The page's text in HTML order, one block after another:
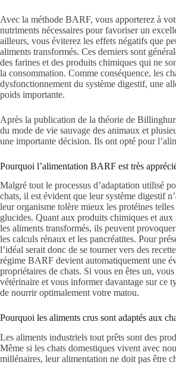
Avec la méthode BARF, vous apporterez à
nutriments nécessaires pour favoriser un
ailleurs, vous éviterez les effets négatifs que
aliments transformés. Ces derniers sont
des farines et des produits chimiques qui ne
la consommation. Comme conséquence, les
dysfonctionnement du système digestif, une
poids importante.
Après la publication de la théorie de
du mode de vie sauvage des animaux et
une importante décision. Ils ont opté pour
Pourquoi l’alimentation BARF est très
Malgré tout le processus d’adaptation utilisé
chats, il est évident que leur système digestif
leur organisme tolère mieux les protéines
glucides. Quant aux produits chimiques et aux
les aliments transformés, ils peuvent
les calculs rénaux et les pancréatites. Pour
l’idéal serait donc de se tourner vers des
régime BARF devient automatiquement une
propriétaires de chats. Si vous en êtes un,
vétérinaire et vous informer davantage sur ce
de nourrir optimalement votre matou.
Pourquoi les aliments crus sont adaptés aux
Les aliments industriels tout prêts sont des
Même si les chats domestiques vivent avec
millénaires, leur alimentation ne doit pas être